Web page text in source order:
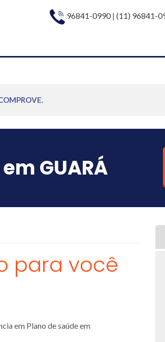
96841-0990| (11) 96841-
GUARÁ
para você
em Plano de saúde em